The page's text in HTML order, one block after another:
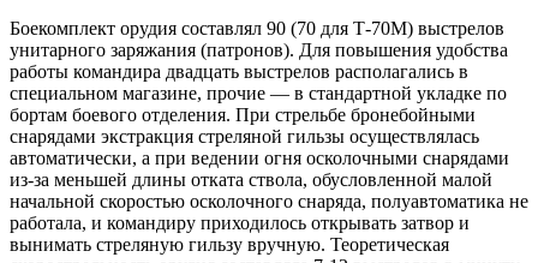
Боекомплект орудия составлял 90 (70 для Т-70М) выстрелов
унитарного заряжания (патронов). Для повышения удобства
работы командира двадцать выстрелов располагались в
специальном магазине, прочие — в стандартной укладке по
бортам боевого отделения. При стрельбе бронебойными
снарядами экстракция стреляной гильзы осуществлялась
автоматически, а при ведении огня осколочными снарядами
из-за меньшей длины отката ствола, обусловленной малой
начальной скоростью осколочного снаряда, полуавтоматика не
работала, и командиру приходилось открывать затвор и
вынимать стреляную гильзу вручную. Теоретическая